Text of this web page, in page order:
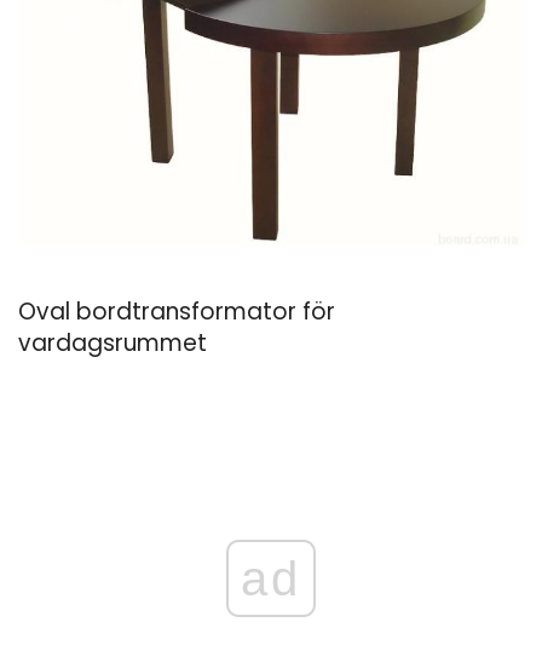
Oval bordtransformator för
vardagsrummet
ad